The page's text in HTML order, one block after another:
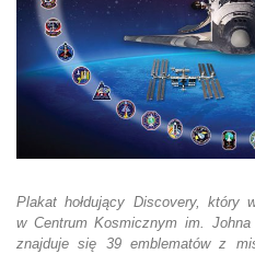
Plakat hołdujący Discovery, który
w Centrum Kosmicznym im. Johna
znajduje się 39 emblematów z